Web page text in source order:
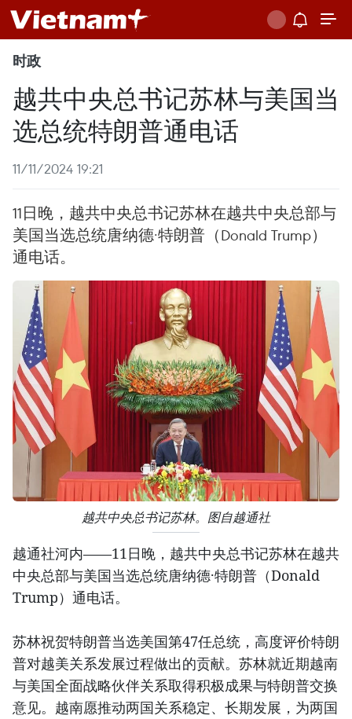
时政
越共中央总书记苏林与美国当
选总统特朗普通电话
11/11/2024 19:21
11日晚，越共中央总书记苏林在越共中央总部与
美国当选总统唐纳德·特朗普（Donald Trump）
通电话。
越共中央总书记苏林。图自越通社
越通社河内——11日晚，越共中央总书记苏林在越共
中央总部与美国当选总统唐纳德·特朗普（Donald
Trump）通电话。
苏林祝贺特朗普当选美国第47任总统，高度评价特朗
普对越美关系发展过程做出的贡献。苏林就近期越南
与美国全面战略伙伴关系取得积极成果与特朗普交换
意见。越南愿推动两国关系稳定、长期发展，为两国